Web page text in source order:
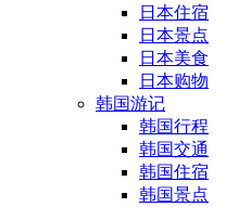
日本住宿
日本景点
日本美食
日本购物
韩国游记
韩国行程
韩国交通
韩国住宿
韩国景点